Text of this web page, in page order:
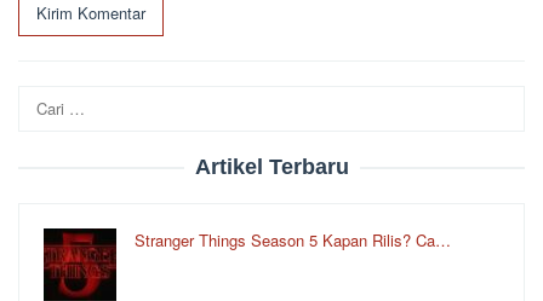
untuk:
Artikel Terbaru
Stranger Things Season 5 Kapan Rilis? Ca…